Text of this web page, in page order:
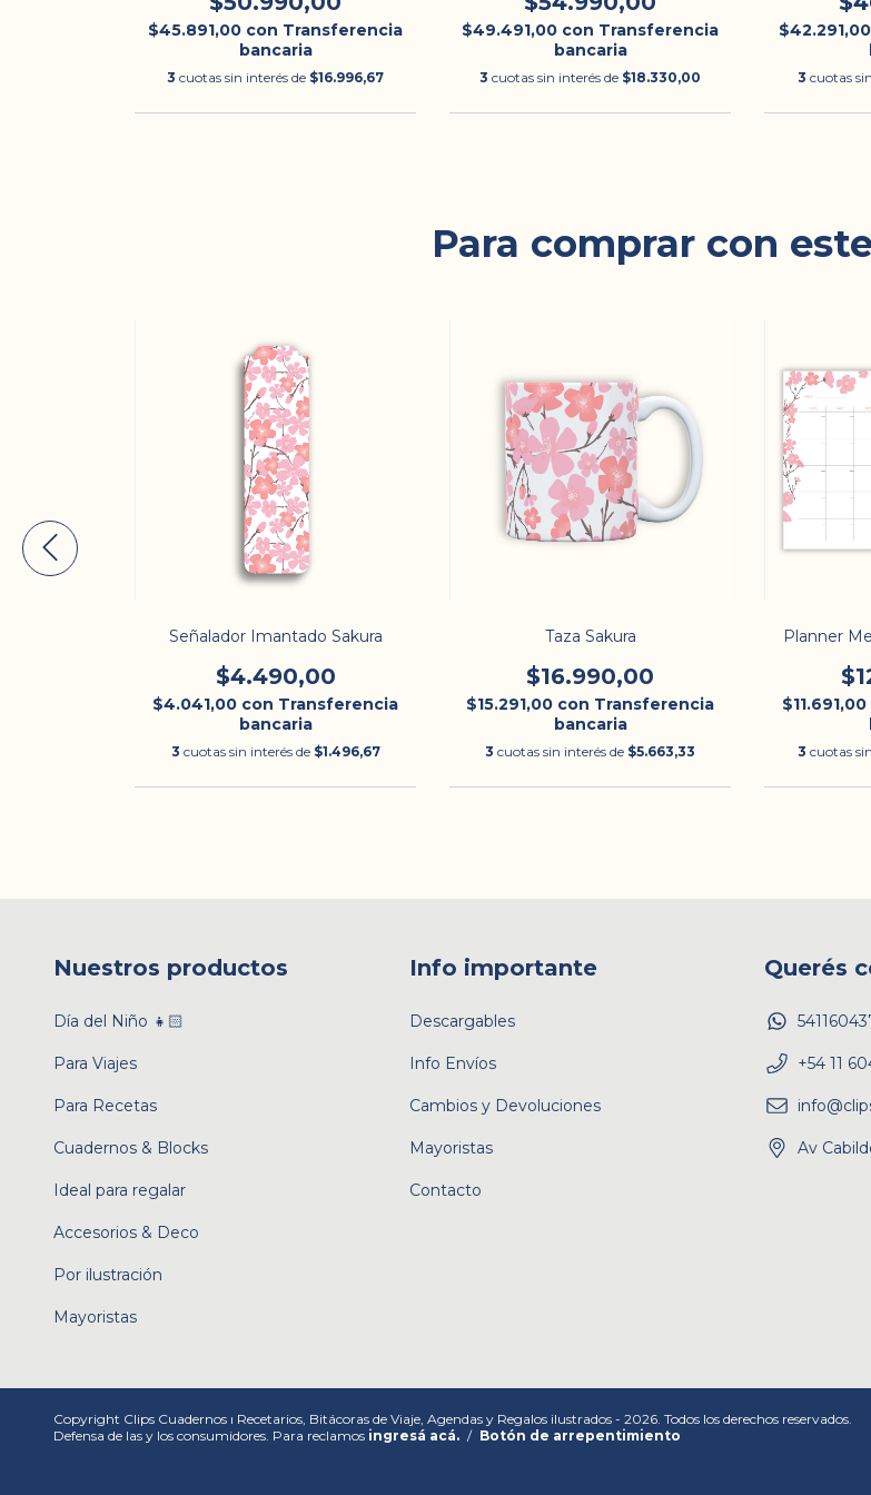
$45.891,00 con Transferencia
bancaria
3 cuotas sin interés de $16.996,67
$49.491,00 con Transferencia
bancaria
3 cuotas sin interés de $18.330,00
$42.291,00
3 cuotas
Para comprar con
Señalador Imantado Sakura
$4.490,00
$4.041,00 con Transferencia
bancaria
3 cuotas sin interés de $1.496,67
Taza Sakura
$16.990,00
$15.291,00 con Transferencia
bancaria
3 cuotas sin interés de $5.663,33
Planner
$11.691,00
3 cuotas
Nuestros productos
Día del Niño 👧🏻
Para Viajes
Para Recetas
Cuadernos & Blocks
Ideal para regalar
Accesorios & Deco
Por ilustración
Mayoristas
Info importante
Descargables
Info Envíos
Cambios y Devoluciones
Mayoristas
Contacto
Querés
+54 11
Av
Copyright Clips Cuadernos ⏐ Recetarios, Bitácoras de Viaje, Agendas y Regalos ilustrados - 2026. Todos los derechos reservados.
Defensa de las y los consumidores. Para reclamos ingresá acá. / Botón de arrepentimiento